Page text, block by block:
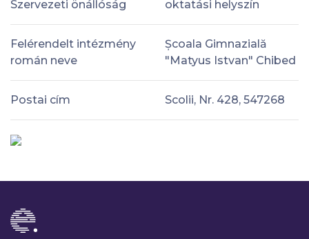
Szervezeti önállóság oktatási helyszín
Felérendelt intézmény
román neve
Școala Gimnazială
"Matyus Istvan" Chibed
Postai cím Scolii, Nr. 428, 547268